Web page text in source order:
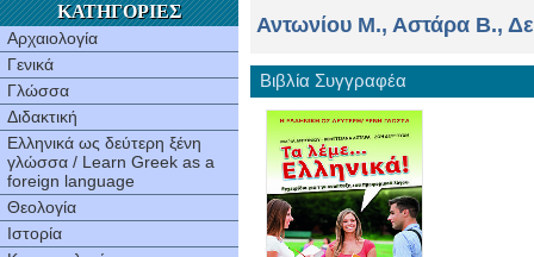
ΚΑΤΗΓΟΡΙΕΣ
Αρχαιολογία
Γενικά
Γλώσσα
Διδακτική
Ελληνικά ως δεύτερη ξένη
γλώσσα / Learn Greek as a
foreign language
Θεολογία
Ιστορία
Αντωνίου Μ., Αστάρα Β.,
Βιβλία Συγγραφέα